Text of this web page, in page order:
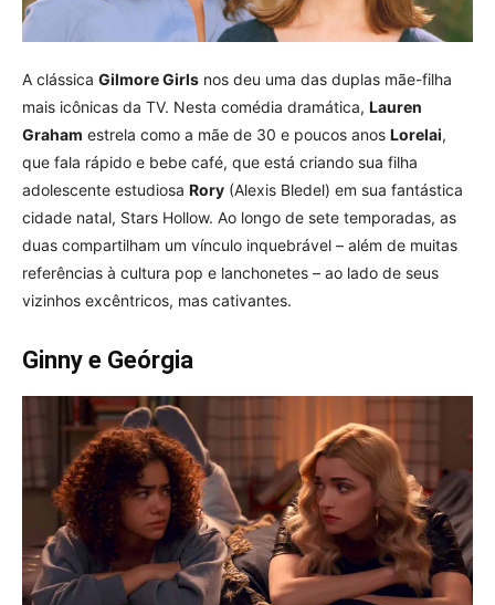
A clássica Gilmore Girls nos deu uma das duplas mãe-filha
mais icônicas da TV. Nesta comédia dramática, Lauren
Graham estrela como a mãe de 30 e poucos anos Lorelai,
que fala rápido e bebe café, que está criando sua filha
adolescente estudiosa Rory (Alexis Bledel) em sua fantástica
cidade natal, Stars Hollow. Ao longo de sete temporadas, as
duas compartilham um vínculo inquebrável – além de muitas
referências à cultura pop e lanchonetes – ao lado de seus
vizinhos excêntricos, mas cativantes.
Ginny e Geórgia